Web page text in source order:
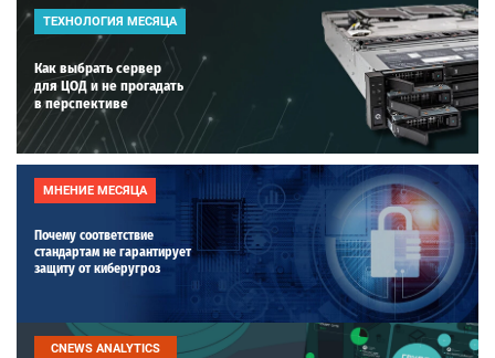
ТЕХНОЛОГИЯ МЕСЯЦА
Как выбрать сервер
для ЦОД и не прогадать
в перспективе
МНЕНИЕ МЕСЯЦА
Почему соответствие
стандартам не гарантирует
защиту от киберугроз
CNEWS ANALYTICS